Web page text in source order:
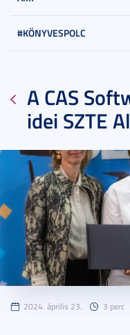
#KÖNYVESPOLC
A CAS
idei SZTE
2024. április 23. 3 perc